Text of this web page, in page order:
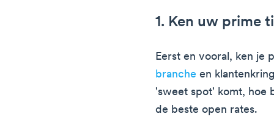
1. Ken uw prime
Eerst en vooral, ken je
branche en
'sweet spot' komt, hoe
de beste open rates.